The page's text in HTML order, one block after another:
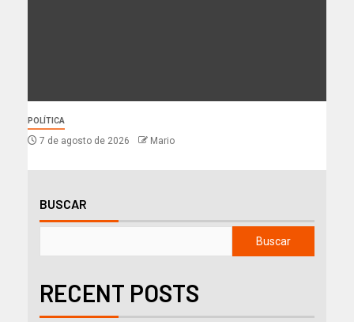
POLÍTICA
7 de agosto de 2026 Mario
BUSCAR
Buscar
RECENT POSTS